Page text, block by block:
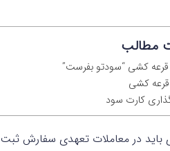
مطالب
کشی “سودتو بفرست”
قرعه کشی
کارت سود
باید در معاملات تعهدی سفارش